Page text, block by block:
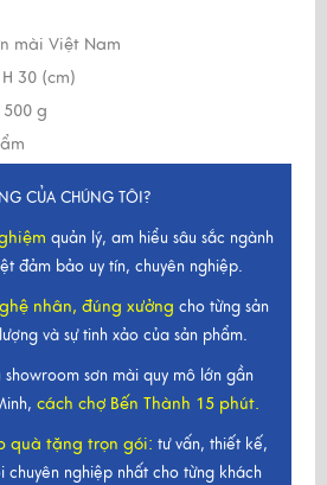
mài Việt Nam
H 30 (cm)
500 g
CỦA CHÚNG TÔI?
quản lý, am hiểu sâu sắc ngành
đảm bảo uy tín, chuyên nghiệp.
nhân, đúng xưởng cho từng sản
và sự tinh xảo của sản phẩm.
sơn mài quy mô lớn gần
cách chợ Bến Thành 15 phút.
quà tặng trọn gói: tư vấn, thiết kế,
nghiệp nhất cho từng khách